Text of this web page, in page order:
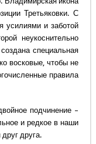
Третьяковки. С
усилиями и заботой
неукоснительно
специальная
восковые, чтобы не
правила
подчинение –
и редкое в наши
друга.